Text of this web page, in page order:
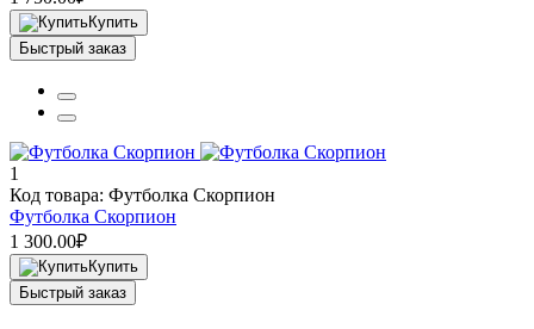
Купить
Быстрый заказ
1
Код товара: Футболка Скорпион
Футболка Скорпион
1 300.00₽
Купить
Быстрый заказ